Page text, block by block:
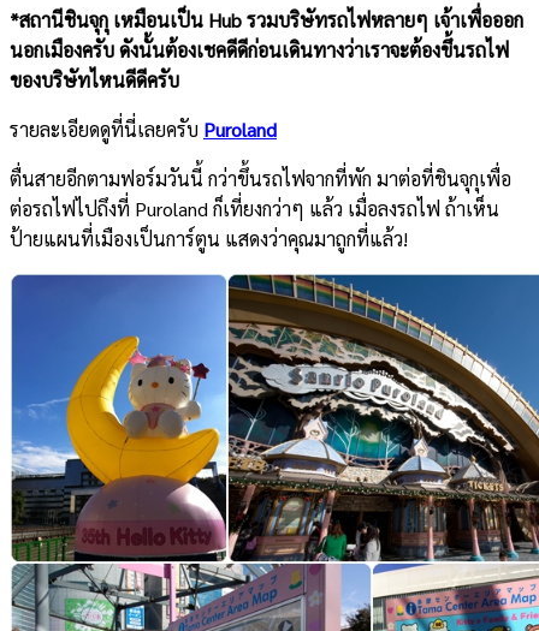
*สถานีชินจุกุ เหมือนเป็น Hub รวมบริษัทรถไฟหลายๆ เจ้าเพื่อออก
นอกเมืองครับ ดังนั้นต้องเชคดีดีก่อนเดินทางว่าเราจะต้องขึ้นรถไฟ
ของบริษัทไหนดีดีครับ
รายละเอียดดูที่นี่เลยครับ Puroland
ตื่นสายอีกตามฟอร์มวันนี้ กว่าขึ้นรถไฟจากที่พัก มาต่อที่ชินจุกุเพื่อ
ต่อรถไฟไปถึงที่ Puroland ก็เที่ยงกว่าๆ แล้ว เมื่อลงรถไฟ ถ้าเห็น
ป้ายแผนที่เมืองเป็นการ์ตูน แสดงว่าคุณมาถูกที่แล้ว!